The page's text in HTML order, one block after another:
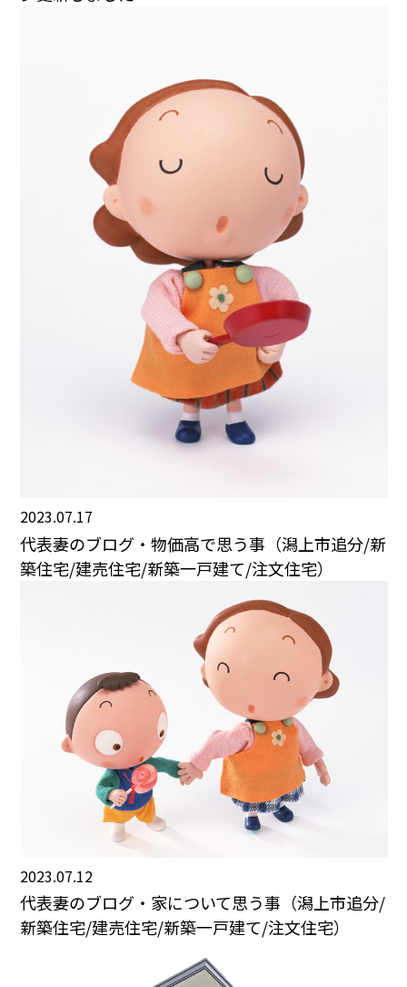
2023.07.17
代表妻のブログ・物価高で思う事（潟上市追分/新
築住宅/建売住宅/新築一戸建て/注文住宅）
2023.07.12
代表妻のブログ・家について思う事（潟上市追分/
新築住宅/建売住宅/新築一戸建て/注文住宅）